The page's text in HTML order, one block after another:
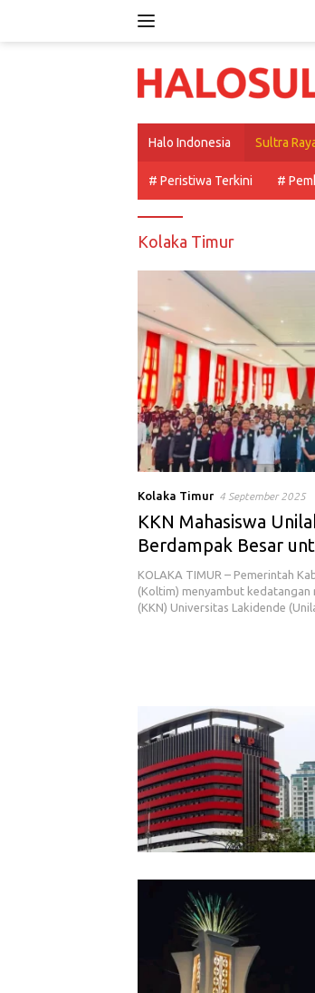
Halo Indonesia Sultra
# Peristiwa Terkini #
Kolaka Timur
Kolaka Timur 4 September 2025
KKN Mahasiswa
Berdampak Besar
KOLAKA TIMUR – Pemerintah
(Koltim) menyambut kedatangan
(KKN) Universitas Lakidende